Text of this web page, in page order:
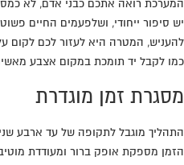
המערכת רואה אתכם כבני אדם, לא
יש סיפור ייחודי, ושלפעמים החיים
להעניש, המטרה היא לעזור לכם לקום
כמו לקבל יד תומכת במקום אצבע
מסגרת זמן מוגדרת
התהליך מוגבל לתקופה של עד ארבע
הזמן מספקת אופק ברור ומעודדת